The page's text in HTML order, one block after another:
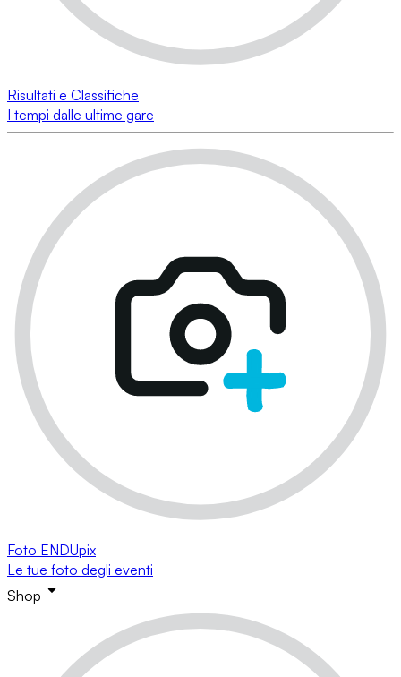
Risultati e Classifiche
I tempi dalle ultime gare
Foto ENDUpix
Le tue foto degli eventi
Shop